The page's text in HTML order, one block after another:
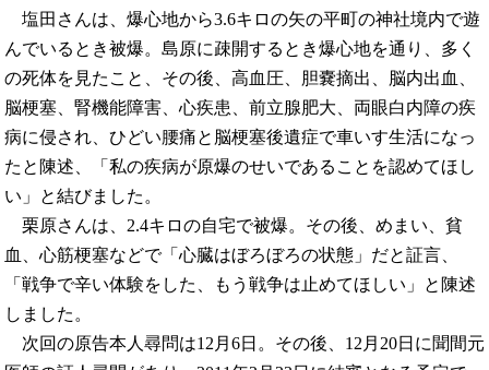
塩田さんは、爆心地から3.6キロの矢の平町の神社境内で遊
んでいるとき被爆。島原に疎開するとき爆心地を通り、多く
の死体を見たこと、その後、高血圧、胆嚢摘出、脳内出血、
脳梗塞、腎機能障害、心疾患、前立腺肥大、両眼白内障の疾
病に侵され、ひどい腰痛と脳梗塞後遺症で車いす生活になっ
たと陳述、「私の疾病が原爆のせいであることを認めてほし
い」と結びました。
栗原さんは、2.4キロの自宅で被爆。その後、めまい、貧
血、心筋梗塞などで「心臓はぼろぼろの状態」だと証言、
「戦争で辛い体験をした、もう戦争は止めてほしい」と陳述
しました。
次回の原告本人尋問は12月6日。その後、12月20日に聞間元